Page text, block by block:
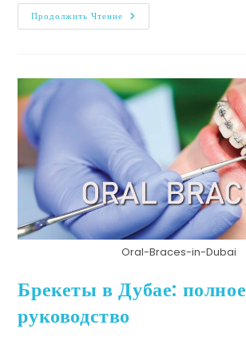
Продолжить Чтение
Oral-Braces-in-Dubai
Брекеты в Дубае: полное
руководство